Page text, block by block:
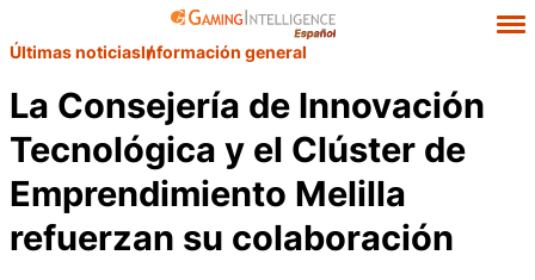
Últimas noticiasInformación general
La Consejería de Innovación
Tecnológica y el Clúster de
Emprendimiento Melilla
refuerzan su colaboración